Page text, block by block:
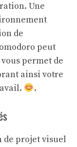
Une
de
peut
permet de
ainsi votre
.
de projet visuel